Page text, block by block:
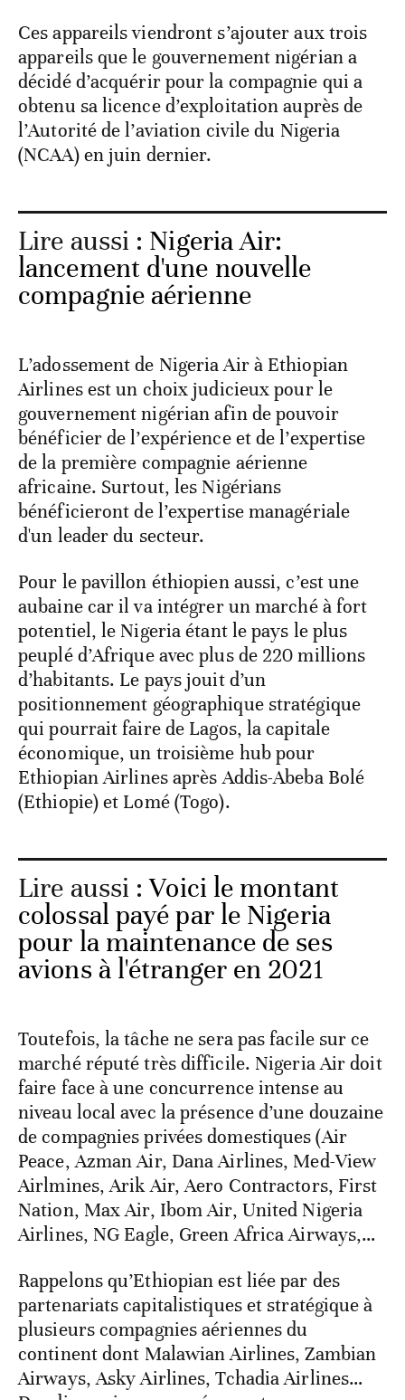
Ces appareils viendront s’ajouter aux trois
appareils que le gouvernement nigérian a
décidé d’acquérir pour la compagnie qui a
obtenu sa licence d’exploitation auprès de
l’Autorité de l’aviation civile du Nigeria
(NCAA) en juin dernier.
Lire aussi : Nigeria Air:
lancement d'une nouvelle
compagnie aérienne
L’adossement de Nigeria Air à Ethiopian
Airlines est un choix judicieux pour le
gouvernement nigérian afin de pouvoir
bénéficier de l’expérience et de l’expertise
de la première compagnie aérienne
africaine. Surtout, les Nigérians
bénéficieront de l’expertise managériale
d'un leader du secteur.
Pour le pavillon éthiopien aussi, c’est une
aubaine car il va intégrer un marché à fort
potentiel, le Nigeria étant le pays le plus
peuplé d’Afrique avec plus de 220 millions
d’habitants. Le pays jouit d’un
positionnement géographique stratégique
qui pourrait faire de Lagos, la capitale
économique, un troisième hub pour
Ethiopian Airlines après Addis-Abeba Bolé
(Ethiopie) et Lomé (Togo).
Lire aussi :Voici le montant
colossal payé par le Nigeria
pour la maintenance de ses
avions à l'étranger en 2021
Toutefois, la tâche ne sera pas facile sur ce
marché réputé très difficile. Nigeria Air doit
faire face à une concurrence intense au
niveau local avec la présence d’une douzaine
de compagnies privées domestiques (Air
Peace, Azman Air, Dana Airlines, Med-View
Airlmines, Arik Air, Aero Contractors, First
Nation, Max Air, Ibom Air, United Nigeria
Airlines, NG Eagle, Green Africa Airways,…
Rappelons qu’Ethiopian est liée par des
partenariats capitalistiques et stratégique à
plusieurs compagnies aériennes du
continent dont Malawian Airlines, Zambian
Airways, Asky Airlines, Tchadia Airlines…